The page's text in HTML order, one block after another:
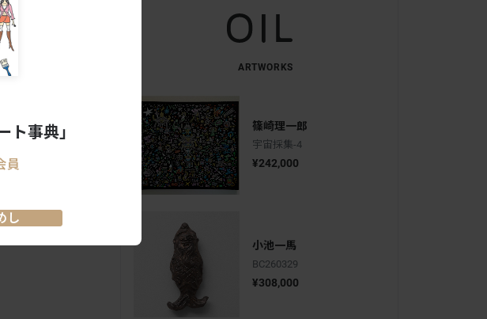
ARTWORKS
篠崎理一郎
宇宙採集-4
¥242,000
小池一馬
BC260329
¥308,000
ト事典」
員
し